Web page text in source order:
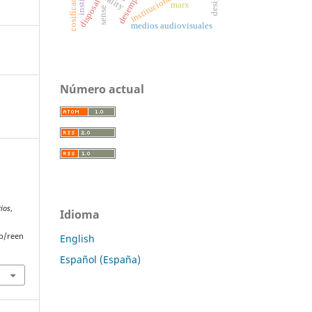
,
reen
instituciones
disposal marx
medios audiovisuales
sense
Número actual
Idioma
English
Español (España)